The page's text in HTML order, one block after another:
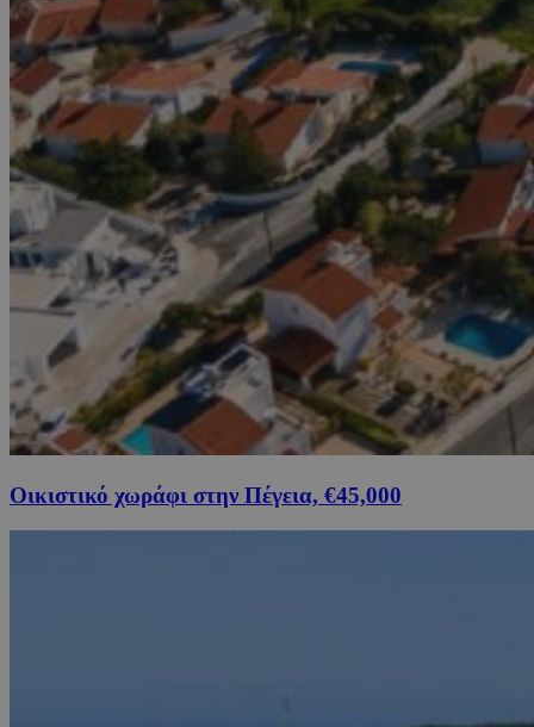
Οικιστικό χωράφι στην Πέγεια, €45,000